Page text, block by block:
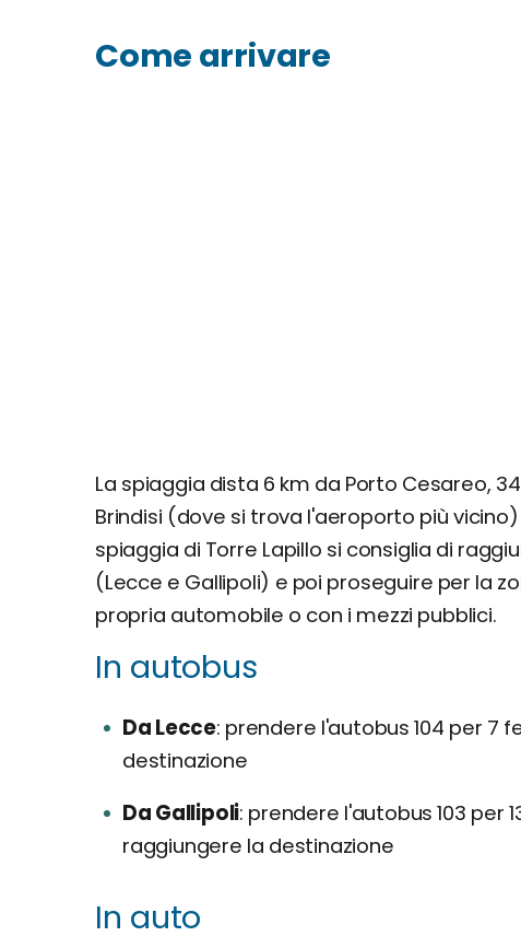
Come arrivare
La spiaggia dista 6 km da Porto Cesareo,
Brindisi (dove si trova l'aeroporto più
spiaggia di Torre Lapillo si consiglia di
(Lecce e Gallipoli) e poi proseguire per la
propria automobile o con i mezzi pubblici.
In autobus
Da Lecce prendere l'autobus 104 per 7
destinazione
Da Gallipoli prendere l'autobus 103 per
raggiungere la destinazione
In auto